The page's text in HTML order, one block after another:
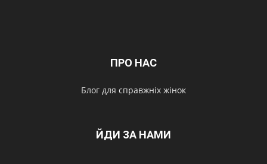
ПРО НАС
Блог для справжніх жінок
ЙДИ ЗА НАМИ